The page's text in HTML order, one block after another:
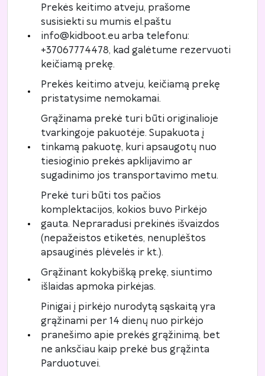
Prekės keitimo atveju, prašome
susisiekti su mumis el.paštu
info@kidboot.eu arba telefonu:
+37067774478, kad galėtume rezervuoti
keičiamą prekę.
Prekės keitimo atveju, keičiamą prekę
pristatysime nemokamai.
Grąžinama prekė turi būti originalioje
tvarkingoje pakuotėje. Supakuota į
tinkamą pakuotę, kuri apsaugotų nuo
tiesioginio prekės apklijavimo ar
sugadinimo jos transportavimo metu.
Prekė turi būti tos pačios
komplektacijos, kokios buvo Pirkėjo
gauta. Nepraradusi prekinės išvaizdos
(nepažeistos etiketės, nenuplėštos
apsauginės plėvelės ir kt.).
Grąžinant kokybišką prekę, siuntimo
išlaidas apmoka pirkėjas.
Pinigai į pirkėjo nurodytą sąskaitą yra
grąžinami per 14 dienų nuo pirkėjo
pranešimo apie prekės grąžinimą, bet
ne anksčiau kaip prekė bus grąžinta
Parduotuvei.